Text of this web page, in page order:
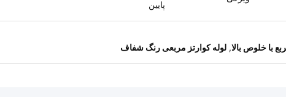
پایین
با خلوص بالا, لوله کوارتز مربعی رنگ شفاف